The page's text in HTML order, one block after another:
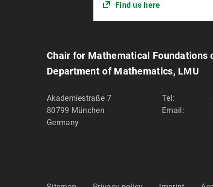
Find us here
Chair for Mathematical
Department of Mathematics, LMU
Akademiestraße 7
80799 München
Germany
Tel:
Email: